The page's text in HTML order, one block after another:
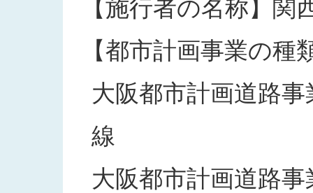
【施行者の名称】関
【都市計画事業の種
大阪都市計画道路
線
大阪都市計画道路